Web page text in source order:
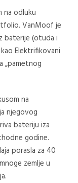
na odluku
VanMoof je
baterije (otuda i
Elektrifikovani
„pametnog
na
njegovog
bateriju iza
godine.
porasla za 40
zemlje u